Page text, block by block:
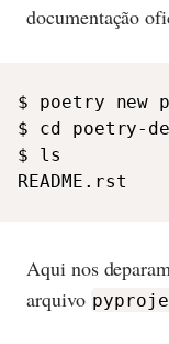
documentação
$ poetry new
$ cd poetry-
$ ls
README.rst
Aqui nos
arquivo